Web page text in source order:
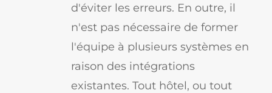
d'éviter les erreurs. En outre, il
n'est pas nécessaire de former
l'équipe à plusieurs systèmes en
raison des intégrations
existantes. Tout hôtel, ou tout